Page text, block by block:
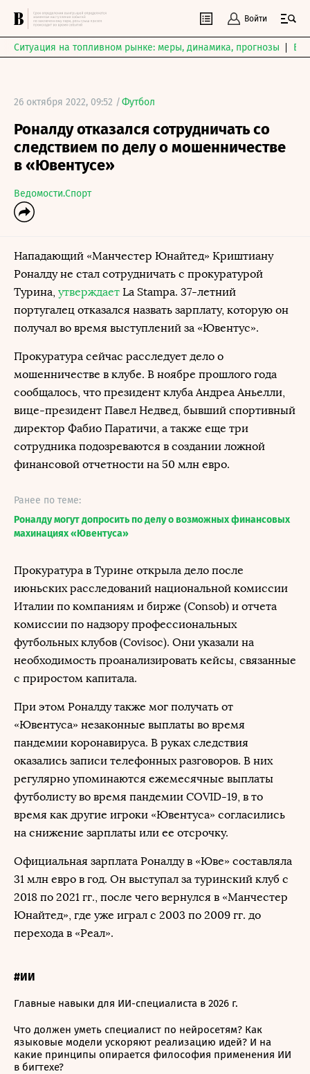
Войти
Ситуация на топливном рынке: меры, динамика, прогнозы
26 октября 2022, 09:52 /Футбол
Роналду отказался сотрудничать со
следствием по делу о мошенничестве
в «Ювентусе»
Ведомости.Спорт
Нападающий «Манчестер Юнайтед» Криштиану
Роналду не стал сотрудничать с прокуратурой
Турина, утверждает La Stampa. 37-летний
португалец отказался назвать зарплату, которую он
получал во время выступлений за «Ювентус».
Прокуратура сейчас расследует дело о
мошенничестве в клубе. В ноябре прошлого года
сообщалось, что президент клуба Андреа Аньелли,
вице-президент Павел Недвед, бывший спортивный
директор Фабио Паратичи, а также еще три
сотрудника подозреваются в создании ложной
финансовой отчетности на 50 млн евро.
Ранее по теме:
Роналду могут допросить по делу о возможных финансовых
махинациях «Ювентуса»
Прокуратура в Турине открыла дело после
июньских расследований национальной комиссии
Италии по компаниям и бирже (Consob) и отчета
комиссии по надзору профессиональных
футбольных клубов (Covisoc). Они указали на
необходимость проанализировать кейсы, связанные
с приростом капитала.
При этом Роналду также мог получать от
«Ювентуса» незаконные выплаты во время
пандемии коронавируса. В руках следствия
оказались записи телефонных разговоров. В них
регулярно упоминаются ежемесячные выплаты
футболисту во время пандемии COVID-19, в то
время как другие игроки «Ювентуса» согласились
на снижение зарплаты или ее отсрочку.
Официальная зарплата Роналду в «Юве» составляла
31 млн евро в год. Он выступал за туринский клуб с
2018 по 2021 гг., после чего вернулся в «Манчестер
Юнайтед», где уже играл с 2003 по 2009 гг. до
перехода в «Реал».
#ИИ
Главные навыки для ИИ-специалиста в 2026 г.
Что должен уметь специалист по нейросетям? Как
языковые модели ускоряют реализацию идей? И на
какие принципы опирается философия применения ИИ
в бигтехе?